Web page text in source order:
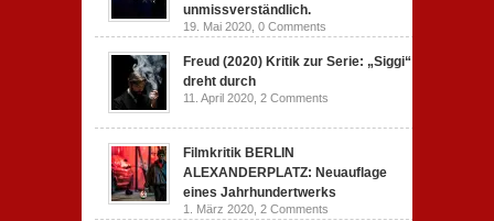
unmissverständlich.
19. Mai 2020, 0 Comments
Freud (2020) Kritik zur Serie: „Siggi“
dreht durch
11. April 2020, 2 Comments
Filmkritik BERLIN
ALEXANDERPLATZ: Neuauflage
eines Jahrhundertwerks
1. März 2020, 2 Comments